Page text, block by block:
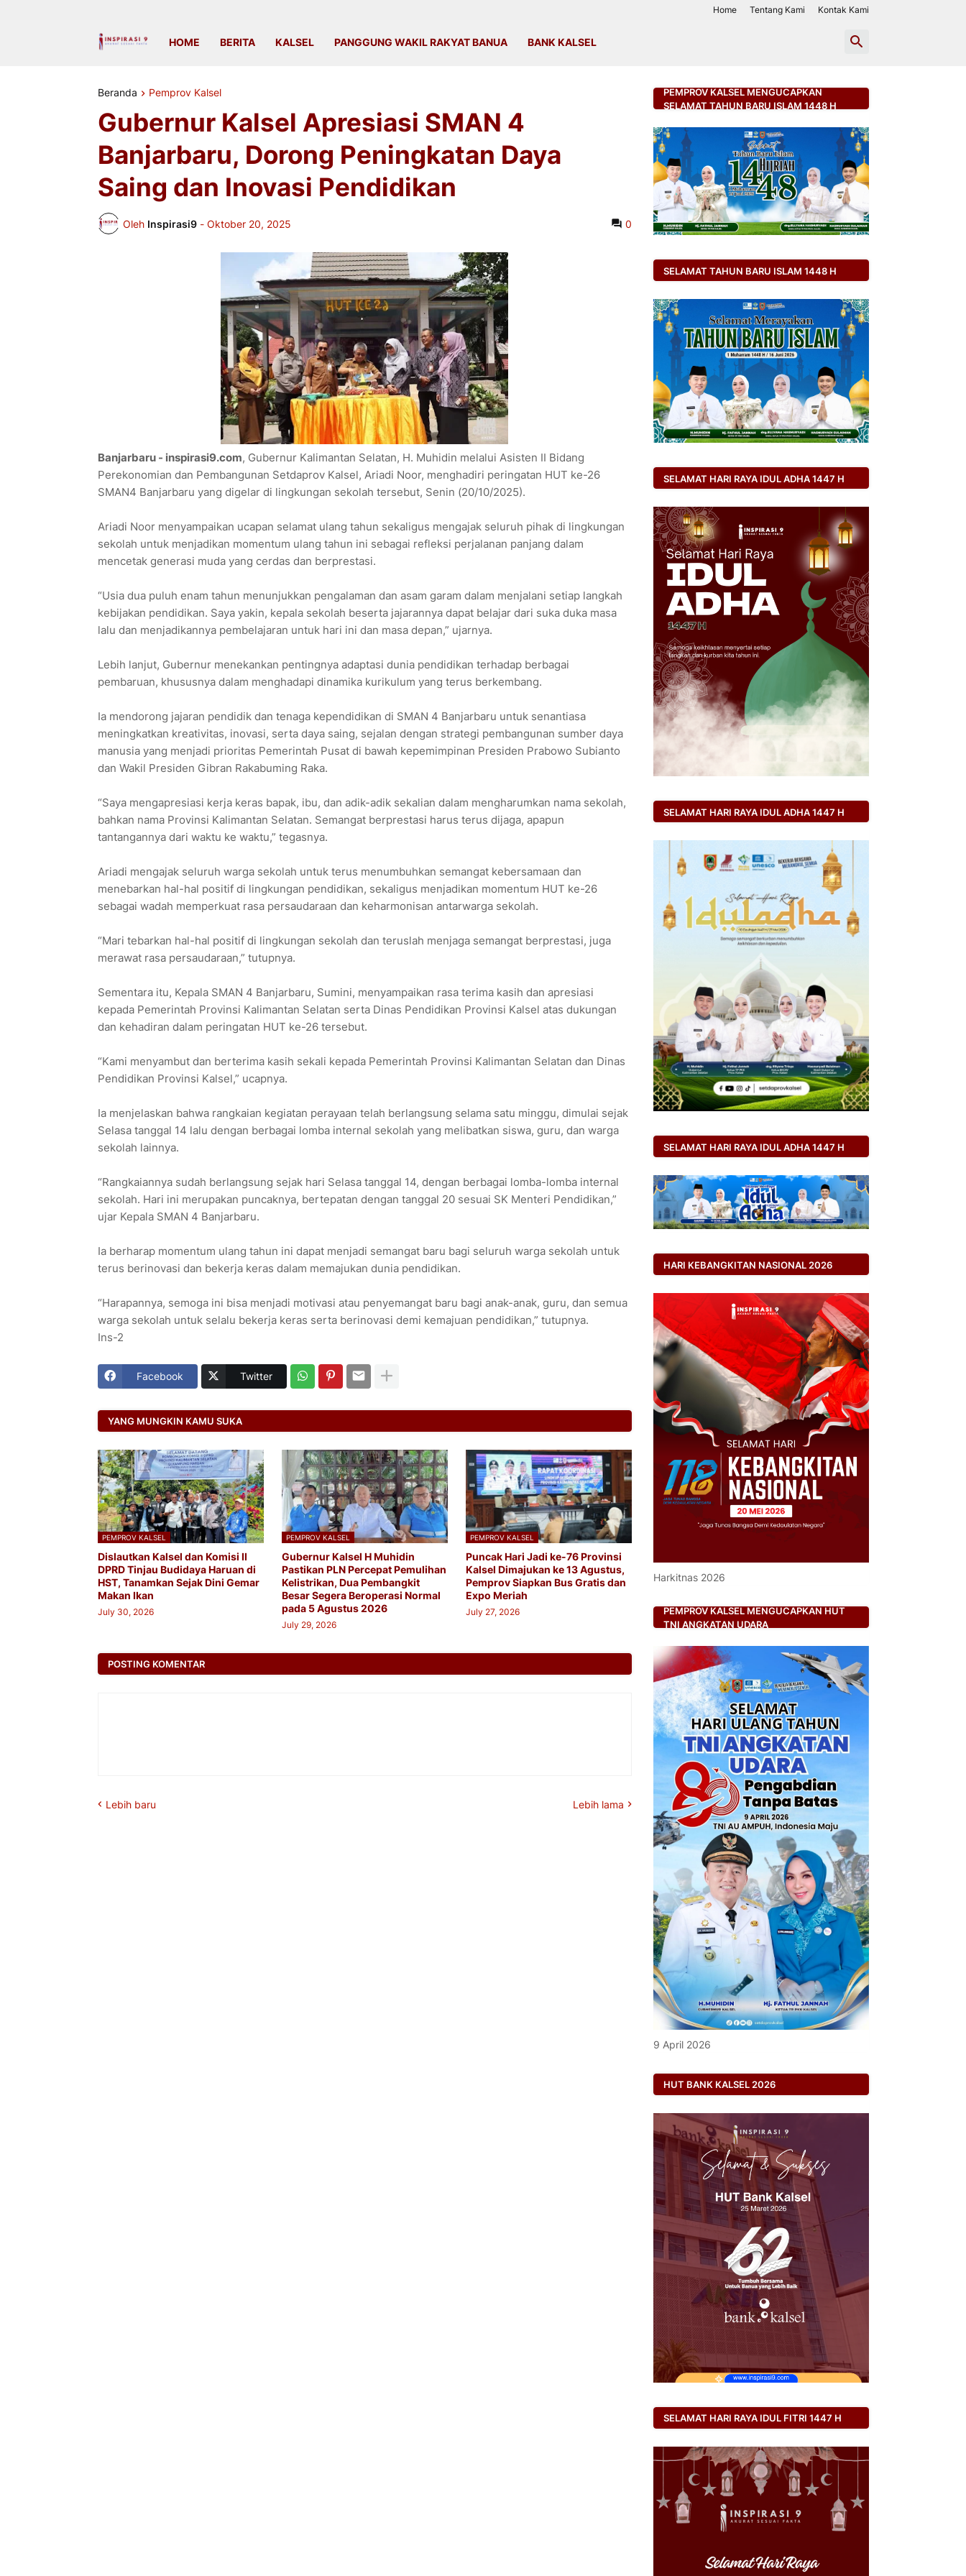
Home Tentang Kami Kontak Kami
HOME BERITA KALSEL PANGGUNG WAKIL RAKYAT BANUA BANK KALSEL
Beranda Pemprov Kalsel
Gubernur Kalsel Apresiasi SMAN 4
Banjarbaru, Dorong Peningkatan Daya
Saing dan Inovasi Pendidikan
Oleh Inspirasi9 - Oktober 20, 2025 0
Banjarbaru - inspirasi9.com, Gubernur Kalimantan Selatan, H. Muhidin melalui Asisten II Bidang
Perekonomian dan Pembangunan Setdaprov Kalsel, Ariadi Noor, menghadiri peringatan HUT ke-26
SMAN4 Banjarbaru yang digelar di lingkungan sekolah tersebut, Senin (20/10/2025).
Ariadi Noor menyampaikan ucapan selamat ulang tahun sekaligus mengajak seluruh pihak di lingkungan
sekolah untuk menjadikan momentum ulang tahun ini sebagai refleksi perjalanan panjang dalam
mencetak generasi muda yang cerdas dan berprestasi.
“Usia dua puluh enam tahun menunjukkan pengalaman dan asam garam dalam menjalani setiap langkah
kebijakan pendidikan. Saya yakin, kepala sekolah beserta jajarannya dapat belajar dari suka duka masa
lalu dan menjadikannya pembelajaran untuk hari ini dan masa depan,” ujarnya.
Lebih lanjut, Gubernur menekankan pentingnya adaptasi dunia pendidikan terhadap berbagai
pembaruan, khususnya dalam menghadapi dinamika kurikulum yang terus berkembang.
Ia mendorong jajaran pendidik dan tenaga kependidikan di SMAN 4 Banjarbaru untuk senantiasa
meningkatkan kreativitas, inovasi, serta daya saing, sejalan dengan strategi pembangunan sumber daya
manusia yang menjadi prioritas Pemerintah Pusat di bawah kepemimpinan Presiden Prabowo Subianto
dan Wakil Presiden Gibran Rakabuming Raka.
“Saya mengapresiasi kerja keras bapak, ibu, dan adik-adik sekalian dalam mengharumkan nama sekolah,
bahkan nama Provinsi Kalimantan Selatan. Semangat berprestasi harus terus dijaga, apapun
tantangannya dari waktu ke waktu,” tegasnya.
Ariadi mengajak seluruh warga sekolah untuk terus menumbuhkan semangat kebersamaan dan
menebarkan hal-hal positif di lingkungan pendidikan, sekaligus menjadikan momentum HUT ke-26
sebagai wadah memperkuat rasa persaudaraan dan keharmonisan antarwarga sekolah.
“Mari tebarkan hal-hal positif di lingkungan sekolah dan teruslah menjaga semangat berprestasi, juga
merawat rasa persaudaraan,” tutupnya.
Sementara itu, Kepala SMAN 4 Banjarbaru, Sumini, menyampaikan rasa terima kasih dan apresiasi
kepada Pemerintah Provinsi Kalimantan Selatan serta Dinas Pendidikan Provinsi Kalsel atas dukungan
dan kehadiran dalam peringatan HUT ke-26 tersebut.
“Kami menyambut dan berterima kasih sekali kepada Pemerintah Provinsi Kalimantan Selatan dan Dinas
Pendidikan Provinsi Kalsel,” ucapnya.
Ia menjelaskan bahwa rangkaian kegiatan perayaan telah berlangsung selama satu minggu, dimulai sejak
Selasa tanggal 14 lalu dengan berbagai lomba internal sekolah yang melibatkan siswa, guru, dan warga
sekolah lainnya.
“Rangkaiannya sudah berlangsung sejak hari Selasa tanggal 14, dengan berbagai lomba-lomba internal
sekolah. Hari ini merupakan puncaknya, bertepatan dengan tanggal 20 sesuai SK Menteri Pendidikan,”
ujar Kepala SMAN 4 Banjarbaru.
Ia berharap momentum ulang tahun ini dapat menjadi semangat baru bagi seluruh warga sekolah untuk
terus berinovasi dan bekerja keras dalam memajukan dunia pendidikan.
“Harapannya, semoga ini bisa menjadi motivasi atau penyemangat baru bagi anak-anak, guru, dan semua
warga sekolah untuk selalu bekerja keras serta berinovasi demi kemajuan pendidikan,” tutupnya.
Ins-2
Facebook Twitter
YANG MUNGKIN KAMU SUKA
PEMPROV KALSEL
Dislautkan Kalsel dan Komisi II
DPRD Tinjau Budidaya Haruan di
HST, Tanamkan Sejak Dini Gemar
Makan Ikan
July 30, 2026
PEMPROV KALSEL
Gubernur Kalsel H Muhidin
Pastikan PLN Percepat Pemulihan
Kelistrikan, Dua Pembangkit
Besar Segera Beroperasi Normal
pada 5 Agustus 2026
July 29, 2026
PEMPROV KALSEL
Puncak Hari Jadi ke-76 Provinsi
Kalsel Dimajukan ke 13 Agustus,
Pemprov Siapkan Bus Gratis dan
Expo Meriah
July 27, 2026
POSTING KOMENTAR
Lebih baru Lebih lama
PEMPROV KALSEL MENGUCAPKAN
SELAMAT TAHUN BARU ISLAM 1448 H
SELAMAT TAHUN BARU ISLAM 1448 H
SELAMAT HARI RAYA IDUL ADHA 1447 H
SELAMAT HARI RAYA IDUL ADHA 1447 H
SELAMAT HARI RAYA IDUL ADHA 1447 H
HARI KEBANGKITAN NASIONAL 2026
Harkitnas 2026
PEMPROV KALSEL MENGUCAPKAN HUT
TNI ANGKATAN UDARA
9 April 2026
HUT BANK KALSEL 2026
SELAMAT HARI RAYA IDUL FITRI 1447 H